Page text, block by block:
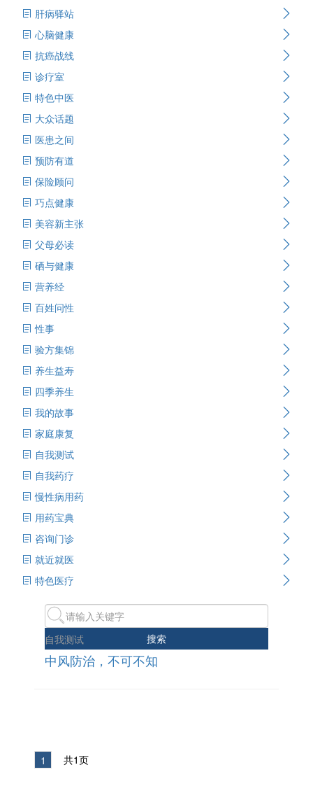
肝病驿站
心脑健康
抗癌战线
诊疗室
特色中医
大众话题
医患之间
预防有道
保险顾问
巧点健康
美容新主张
父母必读
硒与健康
营养经
百姓问性
性事
验方集锦
养生益寿
四季养生
我的故事
家庭康复
自我测试
自我药疗
慢性病用药
用药宝典
咨询门诊
就近就医
特色医疗
搜索
自我测试
中风防治，不可不知
1 共1页